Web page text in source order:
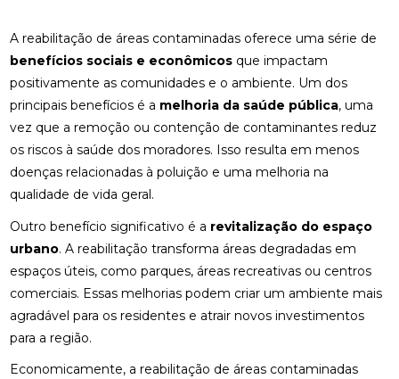
A reabilitação de áreas contaminadas oferece uma série de
benefícios sociais e econômicosque impactam
positivamente as comunidades e o ambiente. Um dos
principais benefícios é a melhoria da saúde pública, uma
vez que a remoção ou contenção de contaminantes reduz
os riscos à saúde dos moradores. Isso resulta em menos
doenças relacionadas à poluição e uma melhoria na
qualidade de vida geral.
Outro benefício significativo é a revitalização do espaço
urbano. A reabilitação transforma áreas degradadas em
espaços úteis, como parques, áreas recreativas ou centros
comerciais. Essas melhorias podem criar um ambiente mais
agradável para os residentes e atrair novos investimentos
para a região.
Economicamente, a reabilitação de áreas contaminadas